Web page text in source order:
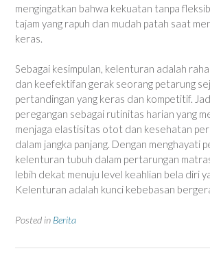
mengingatkan bahwa kekuatan tanpa
tajam yang rapuh dan mudah patah saat
keras.
Sebagai kesimpulan, kelenturan adalah
dan keefektifan gerak seorang petarung
pertandingan yang keras dan kompetitif.
peregangan sebagai rutinitas harian yang
menjaga elastisitas otot dan kesehatan
dalam jangka panjang. Dengan menghayati
kelenturan tubuh dalam pertarungan
lebih dekat menuju level keahlian bela diri
Kelenturan adalah kunci kebebasan
Posted in Berita